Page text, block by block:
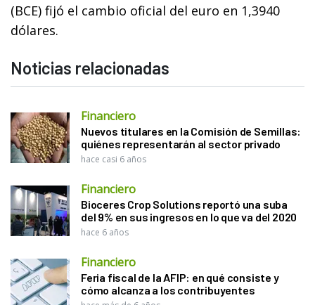
(BCE) fijó el cambio oficial del euro en 1,3940
dólares.
Noticias relacionadas
Financiero
Nuevos titulares en la Comisión de Semillas:
quiénes representarán al sector privado
hace casi 6 años
Financiero
Bioceres Crop Solutions reportó una suba
del 9% en sus ingresos en lo que va del 2020
hace 6 años
Financiero
Feria fiscal de la AFIP: en qué consiste y
cómo alcanza a los contribuyentes